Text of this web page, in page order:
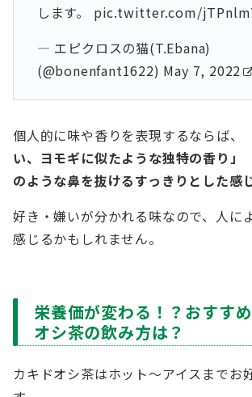
します。 pic.twitter.com/
— エピクロスの猫(T.Ebana)
(@bonenfant1622) May 7, 2022
個人的に味や香りを表現するならば、
い、ヨモギに似たような独特の香り」
のような鼻を抜けるすっきりとした感じ
好き・嫌いが分かれる味なので、人に
感じるかもしれません。
栄養価が変わる！？おすす
オシ茶の飲み方は？
カキドオシ茶はホット～アイスまでお